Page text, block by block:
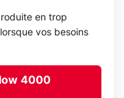
en trop
vos besoins
4000